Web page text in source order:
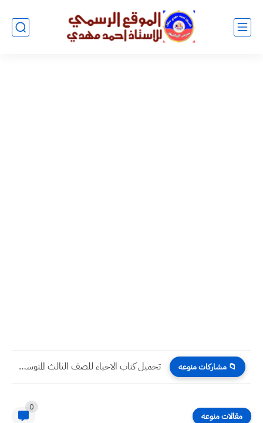
📁 مشاركات منوعه عمليات بغداد توضح الجهات المسؤولة عن دخول مواد البناء للمناطق...
مقالات منوعه
0